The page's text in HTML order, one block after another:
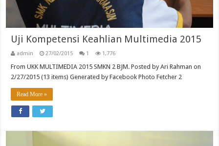
Uji Kompetensi Keahlian Multimedia 2015
admin 27/02/2015 1 1,776
From UKK MULTIMEDIA 2015 SMKN 2 BJM. Posted by Ari Rahman on
2/27/2015 (13 items) Generated by Facebook Photo Fetcher 2
Read More »